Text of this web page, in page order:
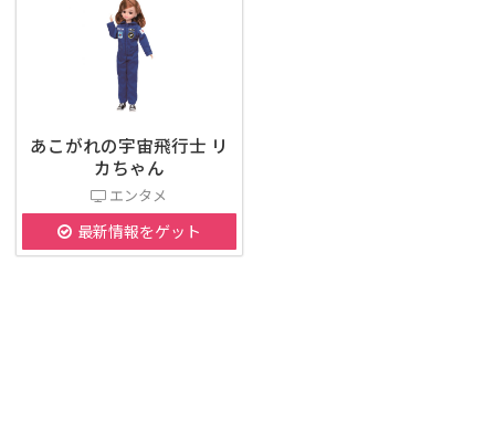
あこがれの宇宙飛行士 リ
カちゃん
エンタメ
最新情報をゲット